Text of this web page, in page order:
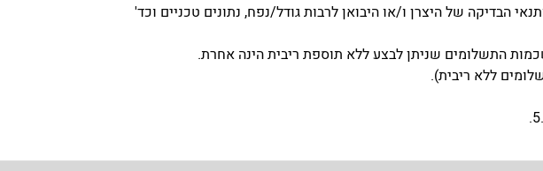
הבדיקה של היצרן ו/או היבואן לרבות גודל/נפח, נתונים טכניים וכד'